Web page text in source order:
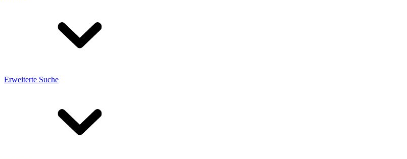
Erweiterte Suche